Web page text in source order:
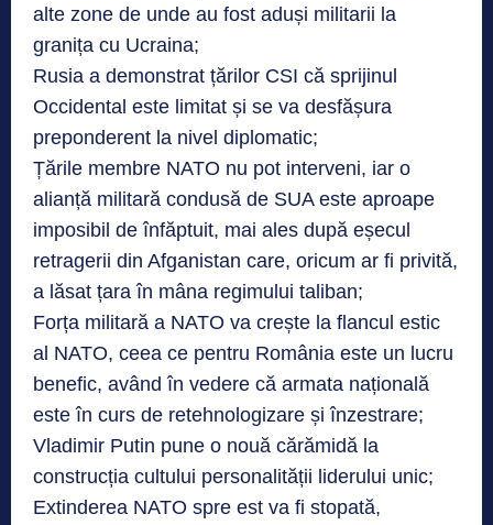
alte zone de unde au fost aduși militarii la
granița cu Ucraina;
Rusia a demonstrat țărilor CSI că sprijinul
Occidental este limitat și se va desfășura
preponderent la nivel diplomatic;
Țările membre NATO nu pot interveni, iar o
alianță militară condusă de SUA este aproape
imposibil de înfăptuit, mai ales după eșecul
retragerii din Afganistan care, oricum ar fi privită,
a lăsat țara în mâna regimului taliban;
Forța militară a NATO va crește la flancul estic
al NATO, ceea ce pentru România este un lucru
benefic, având în vedere că armata națională
este în curs de retehnologizare și înzestrare;
Vladimir Putin pune o nouă cărămidă la
construcția cultului personalității liderului unic;
Extinderea NATO spre est va fi stopată,